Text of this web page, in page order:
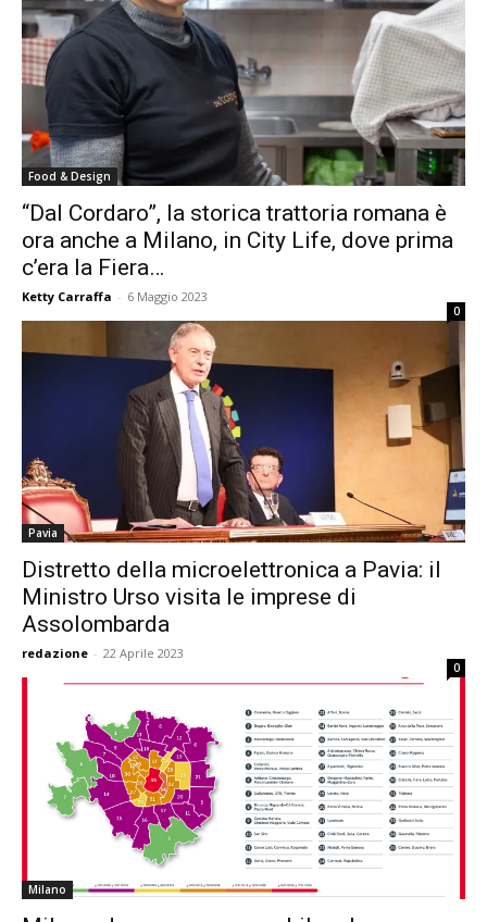
Food & Design
“Dal Cordaro”, la storica trattoria romana è
ora anche a Milano, in City Life, dove prima
c’era la Fiera…
Ketty Carraffa - 6 Maggio 2023
0
Pavia
Distretto della microelettronica a Pavia: il
Ministro Urso visita le imprese di
Assolombarda
redazione - 22 Aprile 2023
0
Milano